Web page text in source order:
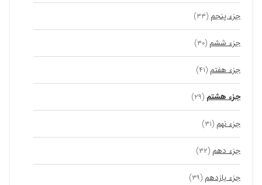
جزء پنجم (۳۳)
جزء ششم (۳۰)
جزء هفتم (۴۱)
جزء هشتم (۲۹)
جزء نهم (۳۱)
جزء دهم (۳۲)
جزء یازدهم (۳۹)